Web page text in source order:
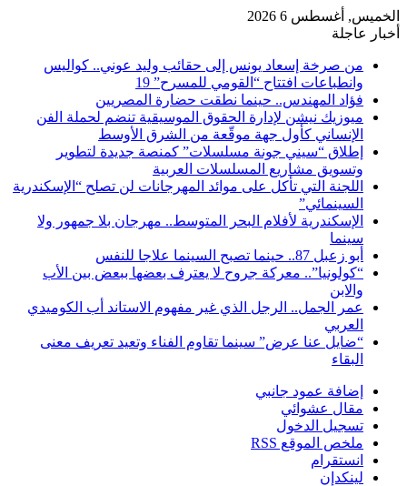
الخميس, أغسطس 6 2026
أخبار عاجلة
من صرخة إسعاد يونس إلى حقائب وليد عوني.. كواليس
وانطباعات افتتاح “القومي للمسرح” 19
فؤاد المهندس.. حينما نطقت حضارة المصريين
ميوزيك نيشن لإدارة الحقوق الموسيقية تنضم لحملة الفن
الإنساني كأول جهة موقّعة من الشرق الأوسط
إطلاق “سيني جونة مسلسلات” كمنصة جديدة لتطوير
وتسويق مشاريع المسلسلات العربية
اللجنة التي تأكل على موائد المهرجانات لن تصلح “الإسكندرية
السينمائي”
الإسكندرية لأفلام البحر المتوسط.. مهرجان بلا جمهور ولا
سينما
أبو زعبل 87.. حينما تصبح السينما علاجا للنفس
“كولونيا”.. معركة جروح لا يعترف بعضها ببعض بين الأب
والابن
عمر الجمل.. الرجل الذي غير مفهوم الاستاند أب الكوميدي
العربي
“ضايل عنا عرض” سينما تقاوم الفناء وتعيد تعريف معنى
البقاء
إضافة عمود جانبي
مقال عشوائي
تسجيل الدخول
ملخص الموقع RSS
انستقرام
لينكدإن